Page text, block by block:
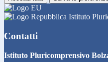
Istituto
Contatti
Istituto Pluricomprensivo